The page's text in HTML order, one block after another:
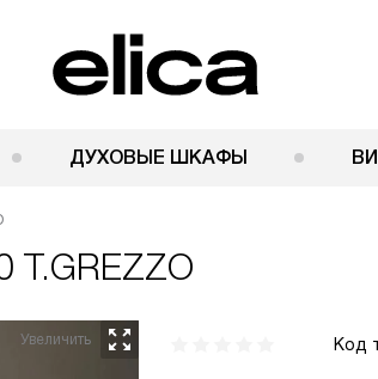
ДУХОВЫЕ ШКАФЫ
T.GREZZO
Код